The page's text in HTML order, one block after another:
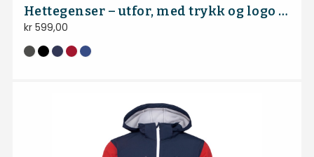
Hettegenser – utfor, med trykk og logo både foran og bak
kr599,00